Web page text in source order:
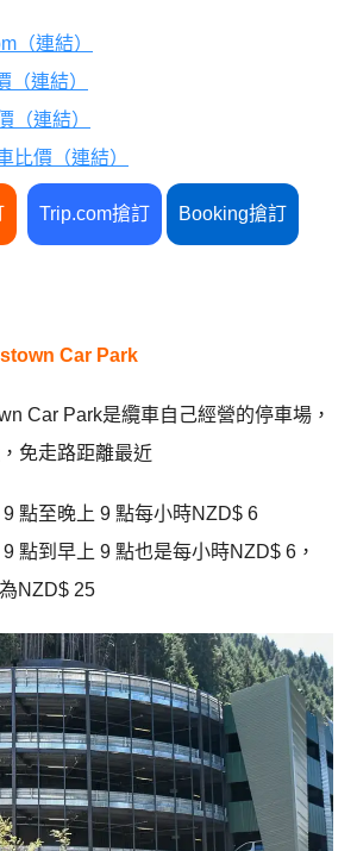
（連結）
（連結）
（連結）
比價（連結）
Trip.com搶訂 Booking搶訂
Car Park
Car Park是纜車自己經營的停車場，
免走路距離最近
點至晚上 9 點每小時NZD$ 6
點到早上 9 點也是每小時NZD$ 6，
NZD$ 25